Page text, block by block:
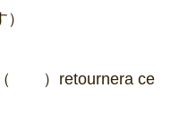
（ ）retournera ce